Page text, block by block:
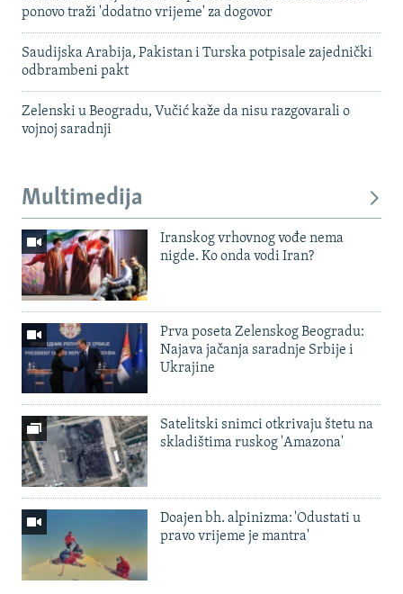
ponovo traži 'dodatno vrijeme' za dogovor
Saudijska Arabija, Pakistan i Turska potpisale zajednički
odbrambeni pakt
Zelenski u Beogradu, Vučić kaže da nisu razgovarali o
vojnoj saradnji
Multimedija
Iranskog vrhovnog vođe nema
nigde. Ko onda vodi Iran?
Prva poseta Zelenskog Beogradu:
Najava jačanja saradnje Srbije i
Ukrajine
Satelitski snimci otkrivaju štetu na
skladištima ruskog 'Amazona'
Doajen bh. alpinizma: 'Odustati u
pravo vrijeme je mantra'